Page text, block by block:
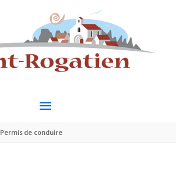
MENU
PRINCIPAL
Permis de conduire